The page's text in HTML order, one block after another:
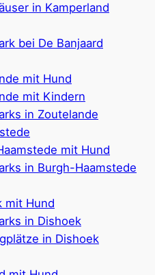
in Kamperland
bei De Banjaard
mit Hund
mit Kindern
in Zoutelande
mit Hund
in Burgh-Haamstede
mit Hund
in Dishoek
in Dishoek
(Koudekerke)
entfernt
für 4-9
2 pro Unterkunft)
haben einen eigenen
jedoch Gastronomie
Strand von Dishoek
4,4/5 Sterne(440+